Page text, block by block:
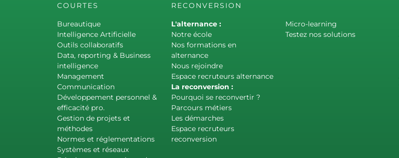
COURTES
Bureautique
Intelligence Artificielle
Outils collaboratifs
Data, reporting & Business
intelligence
Management
Communication
Développement personnel &
efficacité pro.
Gestion de projets et
méthodes
Normes et réglementations
Systèmes et réseaux
RECONVERSION
L'alternance :
Notre école
Nos formations en
alternance
Nous rejoindre
Espace recruteurs alternance
La reconversion :
Pourquoi se reconvertir ?
Parcours métiers
Les démarches
Espace recruteurs
reconversion
Micro-learning
Testez nos solutions